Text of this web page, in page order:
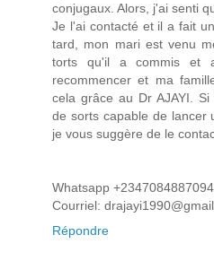
conjugaux. Alors, j'ai senti
Je l'ai contacté et il a fait
tard, mon mari est venu
torts qu'il a commis et
recommencer et ma
cela grâce au Dr AJAYI.
de sorts capable de lancer
je vous suggère de le
Whatsapp +2347084887094
Courriel:
Répondre